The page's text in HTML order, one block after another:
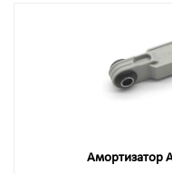
Амортизатор